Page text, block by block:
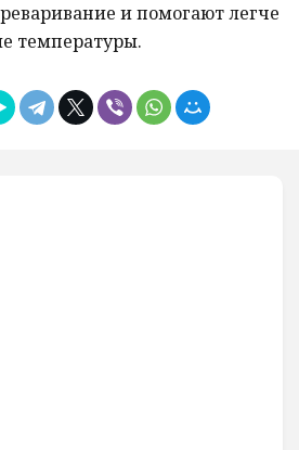
и помогают легче
температуры.